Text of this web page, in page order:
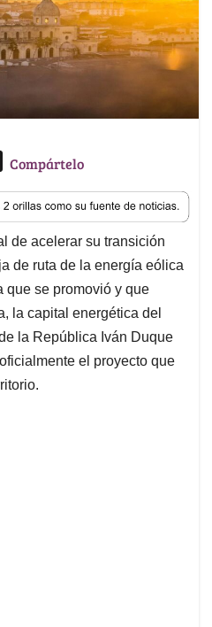
T
r
e
a
d
s
Compártelo
de acelerar su transición
de ruta de la energía eólica
que se promovió y que
la capital energética del
la República Iván Duque
el proyecto que